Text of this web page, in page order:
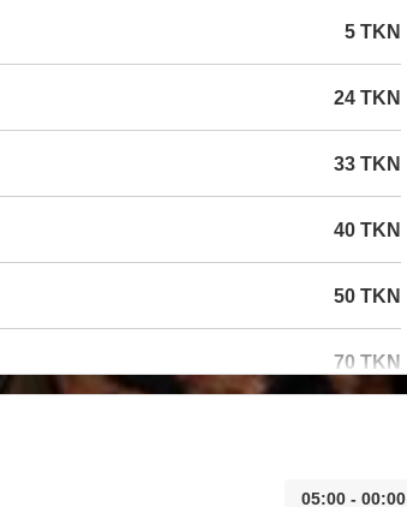
5 TKN
24 TKN
33 TKN
40 TKN
50 TKN
70 TKN
05:00 - 00:00